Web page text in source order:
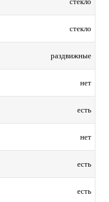
стекло
раздвижные
нет
есть
нет
есть
есть